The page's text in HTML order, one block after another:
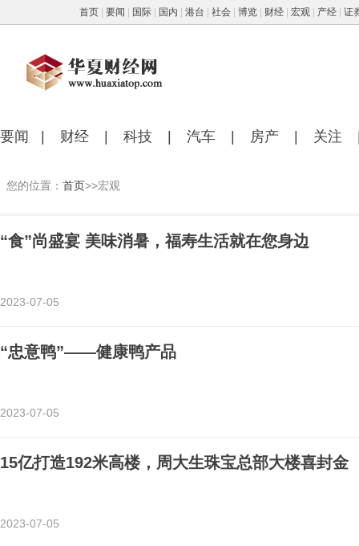
首页| 要闻 国际| 国内 港台 社会| 博览| 财经| 宏观| 产经| 证
要闻 财经 科技 汽车 房产 关注
您的位置： 首页>>宏观
“食”尚盛宴 美味消暑，福寿生活就在您身边
2023-07-05
“忠意鸭”——健康鸭产品
2023-07-05
15亿打造192米高楼，周大生珠宝总部大楼喜封金
2023-07-05